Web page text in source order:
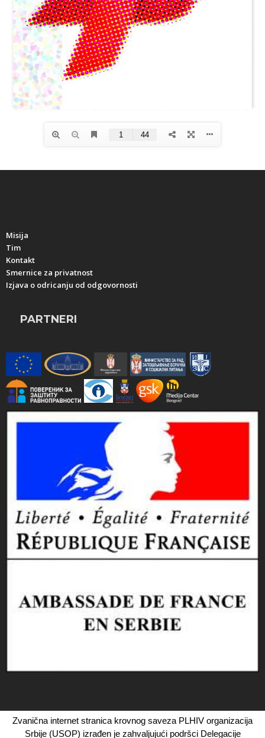
Misija
Tim
Kontakt
Smernice za privatnost
Izjava o odricanju od odgovornosti
PARTNERI
Zvanična internet stranica krovnog saveza PLHIV organizacija
Srbije (USOP) izrađen je zahvaljujući podršci Delegacije